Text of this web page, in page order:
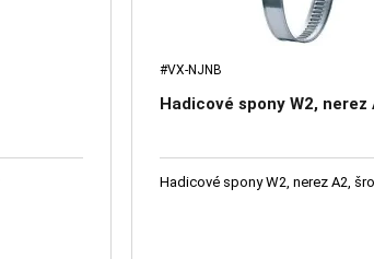
#VX-NJNB
Hadicové spony W2, nerez
Hadicové spony W2, nerez A2,